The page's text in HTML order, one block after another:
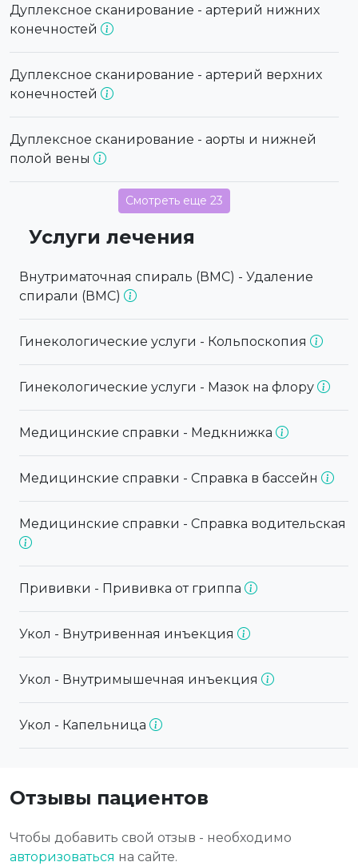
Дуплексное сканирование - артерий нижних
конечностей
Дуплексное сканирование - артерий верхних
конечностей
Дуплексное сканирование - аорты и нижней
полой вены
Смотреть еще 23
Услуги лечения
Внутриматочная спираль (ВМС) - Удаление
спирали (ВМС)
Гинекологические услуги - Кольпоскопия
Гинекологические услуги - Мазок на флору
Медицинские справки - Медкнижка
Медицинские справки - Справка в бассейн
Медицинские справки - Справка водительская
Прививки - Прививка от гриппа
Укол - Внутривенная инъекция
Укол - Внутримышечная инъекция
Укол - Капельница
Отзывы пациентов
Чтобы добавить свой отзыв - необходимо
авторизоваться на сайте.